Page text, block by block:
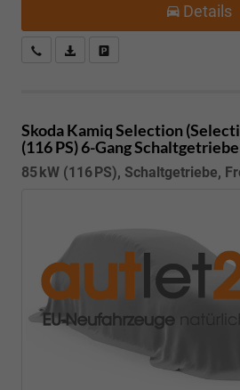
Details
Kostenloser Rückruf-Service
PDF-Datei, Fahrzeugexposé
Skoda KamiqSelection
(116 PS) 6-Gang Schaltgetriebe
85 kW (116 PS), Schaltgetriebe,